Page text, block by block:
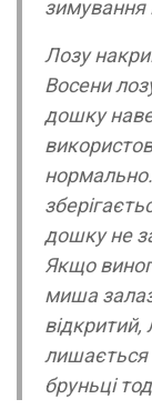
зимування
Лозу
Восени
дошку
дошку не
Якщо
миша
лишається
бруньці